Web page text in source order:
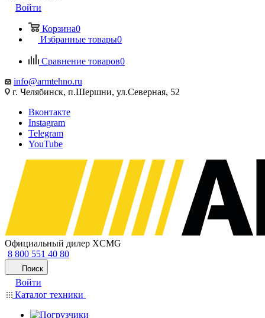
Войти
Корзина0
Избранные товары0
Сравнение товаров0
info@armtehno.ru
г. Челябинск, п.Шершни, ул.Северная, 52
Вконтакте
Instagram
Telegram
YouTube
Официальный дилер XCMG
8 800 551 40 80
Поиск
Войти
Каталог техники